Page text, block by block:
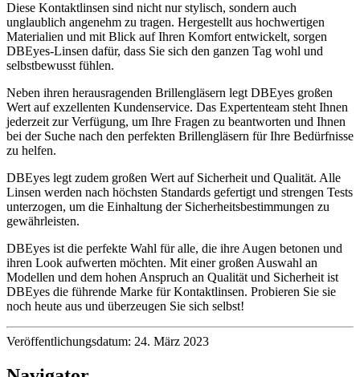
Diese Kontaktlinsen sind nicht nur stylisch, sondern auch
unglaublich angenehm zu tragen. Hergestellt aus hochwertigen
Materialien und mit Blick auf Ihren Komfort entwickelt, sorgen
DBEyes-Linsen dafür, dass Sie sich den ganzen Tag wohl und
selbstbewusst fühlen.
Neben ihren herausragenden Brillengläsern legt DBEyes großen
Wert auf exzellenten Kundenservice. Das Expertenteam steht Ihnen
jederzeit zur Verfügung, um Ihre Fragen zu beantworten und Ihnen
bei der Suche nach den perfekten Brillengläsern für Ihre Bedürfnisse
zu helfen.
DBEyes legt zudem großen Wert auf Sicherheit und Qualität. Alle
Linsen werden nach höchsten Standards gefertigt und strengen Tests
unterzogen, um die Einhaltung der Sicherheitsbestimmungen zu
gewährleisten.
DBEyes ist die perfekte Wahl für alle, die ihre Augen betonen und
ihren Look aufwerten möchten. Mit einer großen Auswahl an
Modellen und dem hohen Anspruch an Qualität und Sicherheit ist
DBEyes die führende Marke für Kontaktlinsen. Probieren Sie sie
noch heute aus und überzeugen Sie sich selbst!
Veröffentlichungsdatum: 24. März 2023